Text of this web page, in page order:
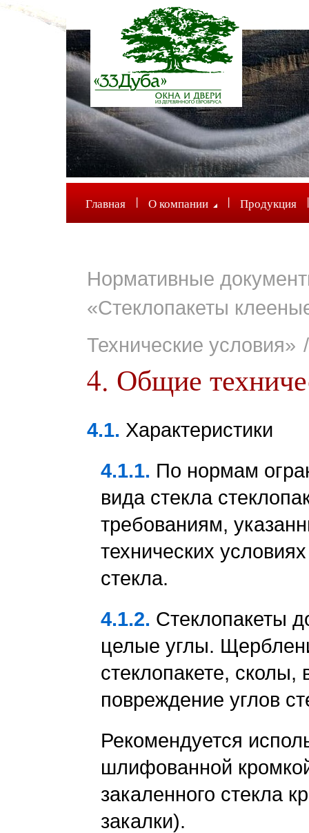
Главная | О компании | Продукция |
Нормативные
«Стеклопакеты
Технические условия» /
4. Общие
4.1. Характеристики
4.1.1. По нормам
вида стекла
требованиям,
технических
стекла.
4.1.2. Стеклопакеты
целые углы.
стеклопакете, сколы,
повреждение углов
Рекомендуется
шлифованной
закаленного стекла
закалки).